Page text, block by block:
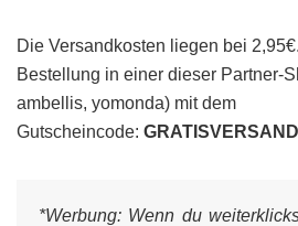
Die Versandkosten liegen bei
Bestellung in einer dieser Partner-
ambellis, yomonda) mit dem
Gutscheincode: GRATISVERSAND
*Werbung: Wenn du